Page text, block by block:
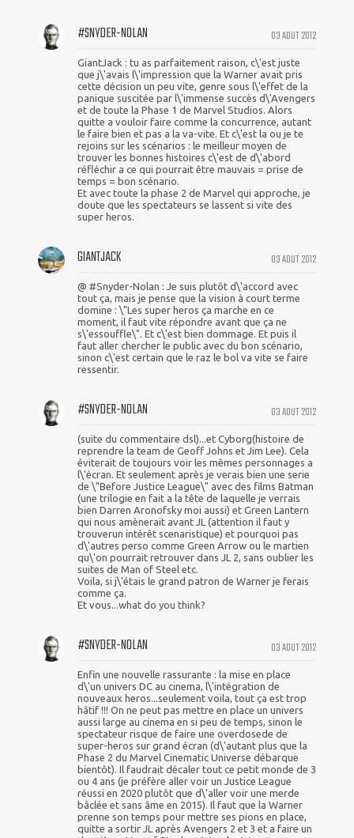
03 AOUT 2012
#SNYDER-NOLAN
GiantJack : tu as parfaitement raison, c\'est juste
que j\'avais l\'impression que la Warner avait pris
cette décision un peu vite, genre sous l\'effet de la
panique suscitée par l\'immense succès d\'Avengers
et de toute la Phase 1 de Marvel Studios. Alors
quitte a vouloir faire comme la concurrence, autant
le faire bien et pas a la va-vite. Et c\'est la ou je te
rejoins sur les scénarios : le meilleur moyen de
trouver les bonnes histoires c\'est de d\'abord
réfléchir a ce qui pourrait être mauvais = prise de
temps = bon scénario.
Et avec toute la phase 2 de Marvel qui approche, je
doute que les spectateurs se lassent si vite des
super heros.
03 AOUT 2012
GIANTJACK
@ #Snyder-Nolan : Je suis plutôt d\'accord avec
tout ça, mais je pense que la vision à court terme
domine : \"Les super heros ça marche en ce
moment, il faut vite répondre avant que ça ne
s\'essouffle\". Et c\'est bien dommage. Et puis il
faut aller chercher le public avec du bon scénario,
sinon c\'est certain que le raz le bol va vite se faire
ressentir.
03 AOUT 2012
#SNYDER-NOLAN
(suite du commentaire dsl)...et Cyborg(histoire de
reprendre la team de Geoff Johns et Jim Lee). Cela
éviterait de toujours voir les mêmes personnages a
l\'écran. Et seulement après je verais bien une serie
de \"Before Justice League\" avec des films Batman
(une trilogie en fait a la tête de laquelle je verrais
bien Darren Aronofsky moi aussi) et Green Lantern
qui nous amènerait avant JL (attention il faut y
trouverun intérêt scenaristique) et pourquoi pas
d\'autres perso comme Green Arrow ou le martien
qu\'on pourrait retrouver dans JL 2, sans oublier les
suites de Man of Steel etc.
Voila, si j\'étais le grand patron de Warner je ferais
comme ça.
Et vous...what do you think?
03 AOUT 2012
#SNYDER-NOLAN
Enfin une nouvelle rassurante : la mise en place
d\'un univers DC au cinema, l\'intégration de
nouveaux heros...seulement voila, tout ça est trop
hâtif !!! On ne peut pas mettre en place un univers
aussi large au cinema en si peu de temps, sinon le
spectateur risque de faire une overdosede de
super-heros sur grand écran (d\'autant plus que la
Phase 2 du Marvel Cinematic Universe débarque
bientôt). Il faudrait décaler tout ce petit monde de 3
ou 4 ans (je préfère aller voir un Justice League
réussi en 2020 plutôt que d\'aller voir une merde
bâclée et sans âme en 2015). Il faut que la Warner
prenne son temps pour mettre ses pions en place,
quitte a sortir JL après Avengers 2 et 3 et a faire un